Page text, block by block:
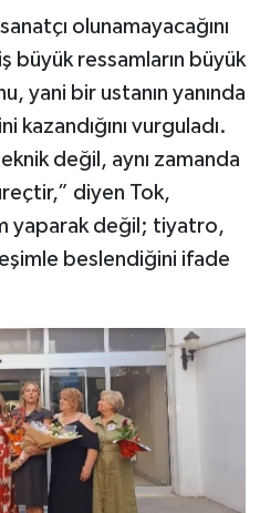
olunamayacağını
büyük ressamların büyük
yani bir ustanın yanında
kazandığını vurguladı.
değil, aynı zamanda
diyen Tok,
yaparak değil; tiyatro,
beslendiğini ifade